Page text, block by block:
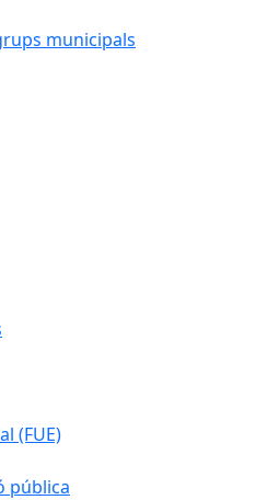
municipals
(FUE)
pública